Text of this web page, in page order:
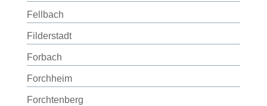
Fellbach
Filderstadt
Forbach
Forchheim
Forchtenberg